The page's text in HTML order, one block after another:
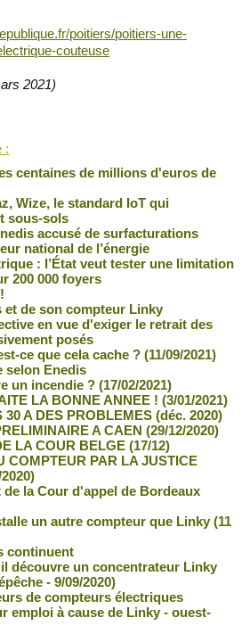
poitiers/poitiers-une-
couteuse
2021)
:
centaines de millions d'euros de
Wize, le standard IoT qui
sous-sols
accusé de surfacturations
national de l’énergie
: l’État veut tester une limitation
200 000 foyers
et de son compteur Linky
en vue d'exiger le retrait des
posés
ce que cela cache ? (11/09/2021)
selon Enedis
un incendie ? (17/02/2021)
LA BONNE ANNEE ! (3/01/2021)
A DES PROBLEMES (déc. 2020)
A CAEN (29/12/2020)
LA COUR BELGE (17/12)
COMPTEUR PAR LA JUSTICE
de la Cour d'appel de Bordeaux
un autre compteur que Linky (11
continuent
découvre un concentrateur Linky
- 9/09/2020)
de compteurs électriques
emploi à cause de Linky - ouest-